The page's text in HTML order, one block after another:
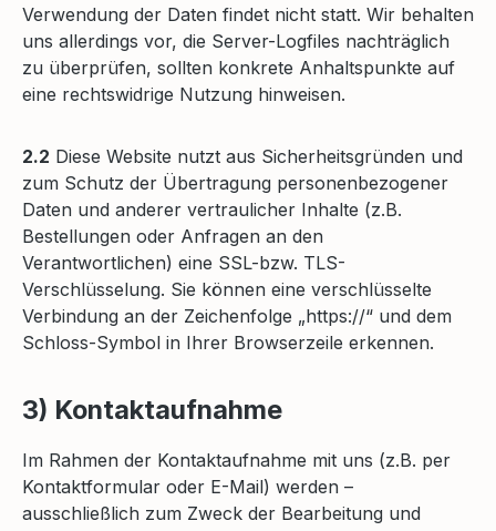
Verwendung der Daten findet nicht statt. Wir behalten
uns allerdings vor, die Server-Logfiles nachträglich
zu überprüfen, sollten konkrete Anhaltspunkte auf
eine rechtswidrige Nutzung hinweisen.
2.2 Diese Website nutzt aus Sicherheitsgründen und
zum Schutz der Übertragung personenbezogener
Daten und anderer vertraulicher Inhalte (z.B.
Bestellungen oder Anfragen an den
Verantwortlichen) eine SSL-bzw. TLS-
Verschlüsselung. Sie können eine verschlüsselte
Verbindung an der Zeichenfolge „https://“ und dem
Schloss-Symbol in Ihrer Browserzeile erkennen.
3) Kontaktaufnahme
Im Rahmen der Kontaktaufnahme mit uns (z.B. per
Kontaktformular oder E-Mail) werden –
ausschließlich zum Zweck der Bearbeitung und